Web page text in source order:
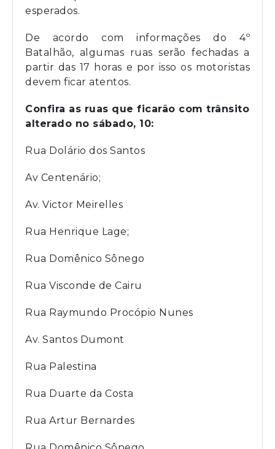
esperados.
De acordo com informações do 4º
Batalhão, algumas ruas serão fechadas a
partir das 17 horas e por isso os motoristas
devem ficar atentos.
Confira as ruas que ficarão com trânsito
alterado no sábado, 10:
Rua Dolário dos Santos
Av Centenário;
Av. Victor Meirelles
Rua Henrique Lage;
Rua Domênico Sônego
Rua Visconde de Cairu
Rua Raymundo Procópio Nunes
Av. Santos Dumont
Rua Palestina
Rua Duarte da Costa
Rua Artur Bernardes